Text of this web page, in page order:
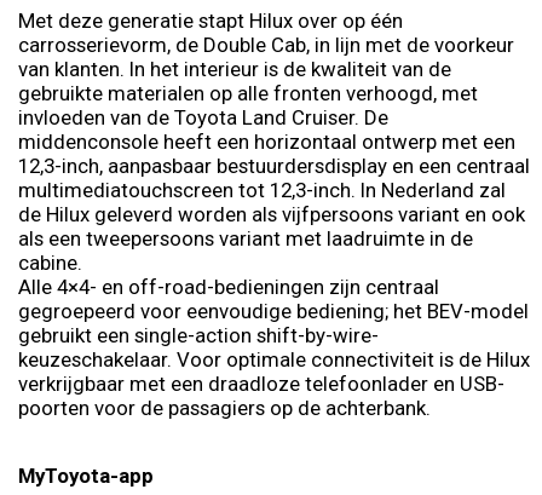
Met deze generatie stapt Hilux over op één
carrosserievorm, de Double Cab, in lijn met de voorkeur
van klanten. In het interieur is de kwaliteit van de
gebruikte materialen op alle fronten verhoogd, met
invloeden van de Toyota Land Cruiser. De
middenconsole heeft een horizontaal ontwerp met een
12,3-inch, aanpasbaar bestuurdersdisplay en een centraal
multimediatouchscreen tot 12,3-inch. In Nederland zal
de Hilux geleverd worden als vijfpersoons variant en ook
als een tweepersoons variant met laadruimte in de
cabine.
Alle 4×4- en off-road-bedieningen zijn centraal
gegroepeerd voor eenvoudige bediening; het BEV-model
gebruikt een single-action shift-by-wire-
keuzeschakelaar. Voor optimale connectiviteit is de Hilux
verkrijgbaar met een draadloze telefoonlader en USB-
poorten voor de passagiers op de achterbank.
MyToyota-app